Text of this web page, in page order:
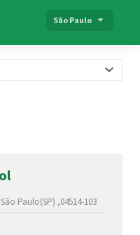
São Paulo
São Paulo(SP) ,04514-103